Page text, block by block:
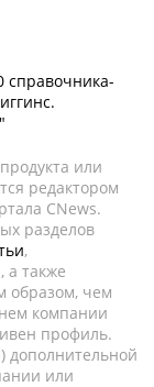
справочника-
или
редактором
CNews.
разделов
,
а также
образом, чем
компании
профиль.
дополнительной
или